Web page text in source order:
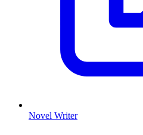
Novel Writer